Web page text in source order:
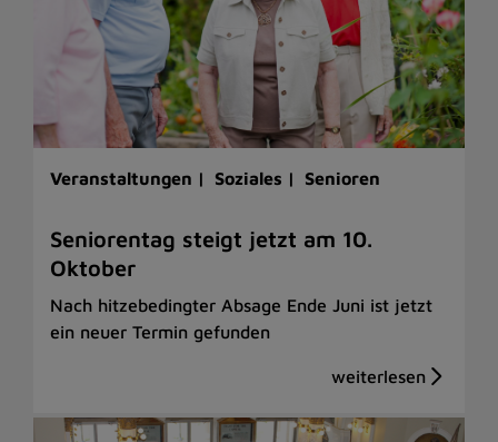
Veranstaltungen | Soziales | Senioren
Seniorentag steigt jetzt am 10.
Oktober
Nach hitzebedingter Absage Ende Juni ist jetzt
ein neuer Termin gefunden